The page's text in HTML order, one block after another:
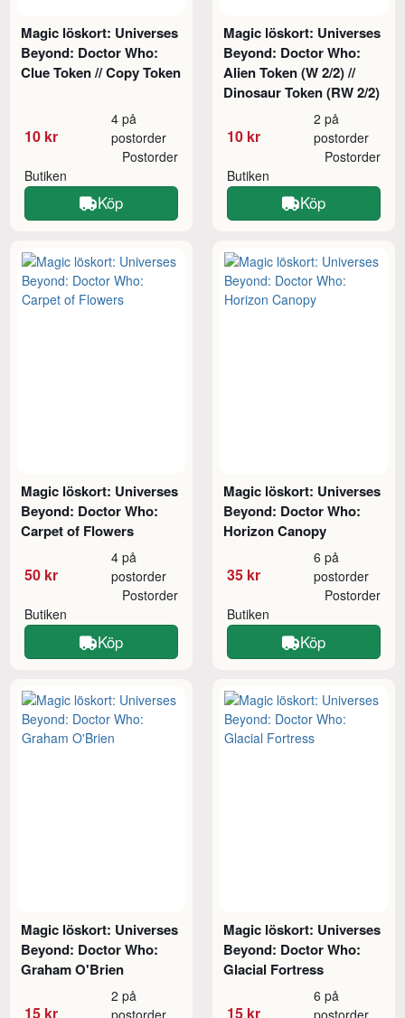
Magic löskort: Universes
Beyond: Doctor Who:
Clue Token // Copy Token
10 kr
4 på
postorder
Butiken
Postorder
Köp
Magic löskort: Universes
Beyond: Doctor Who:
Alien Token (W 2/2) //
Dinosaur Token (RW 2/2)
10 kr
2 på
postorder
Butiken
Postorder
Köp
Magic löskort: Universes
Beyond: Doctor Who:
Carpet of Flowers
50 kr
4 på
postorder
Butiken
Postorder
Köp
Magic löskort: Universes
Beyond: Doctor Who:
Horizon Canopy
35 kr
6 på
postorder
Butiken
Postorder
Köp
Magic löskort: Universes
Beyond: Doctor Who:
Graham O'Brien
15 kr
2 på
Magic löskort: Universes
Beyond: Doctor Who:
Glacial Fortress
15 kr
6 på